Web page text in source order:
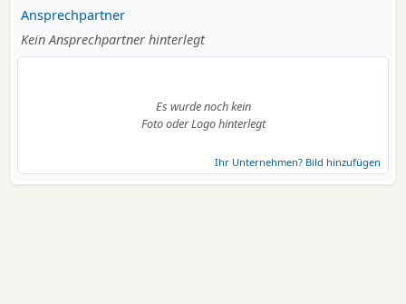
Ansprechpartner
Kein Ansprechpartner hinterlegt
Es wurde noch kein
Foto oder Logo hinterlegt
Ihr Unternehmen? Bild hinzufügen